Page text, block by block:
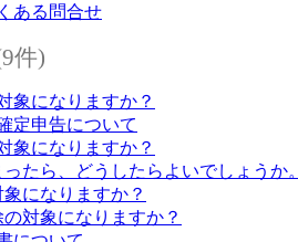
ある問合せ
件)
象になりますか？
定申告について
象になりますか？
たら、どうしたらよいでしょうか。
になりますか？
対象になりますか？